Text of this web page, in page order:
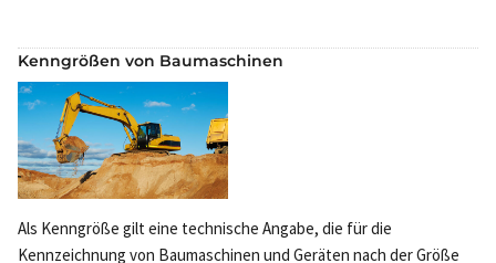
Kenngrößen von Baumaschinen
Als Kenngröße gilt eine technische Angabe, die für die
Kennzeichnung von Baumaschinen und Geräten nach der Größe